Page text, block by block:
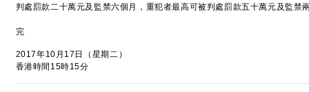
判處罰款二十萬元及監禁六個月，重犯者最高可被判處罰款五十萬元及監禁
完
2017年10月17日（星期二）
香港時間15時15分